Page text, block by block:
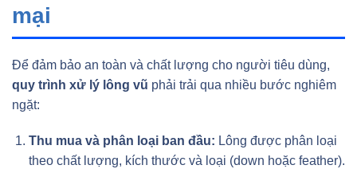
mại
Để đảm bảo an toàn và chất lượng cho người tiêu dùng,
quy trình xử lý lông vũ phải trải qua nhiều bước nghiêm
ngặt:
Thu mua và phân loại ban đầu: Lông được phân loại
theo chất lượng, kích thước và loại (down hoặc feather).